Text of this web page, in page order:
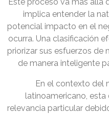
implica entender la
potencial impacto en el
ocurra. Una clasificación
priorizar sus esfuerzos de
de manera inteligente
En el contexto del
latinoamericano, esta
relevancia particular